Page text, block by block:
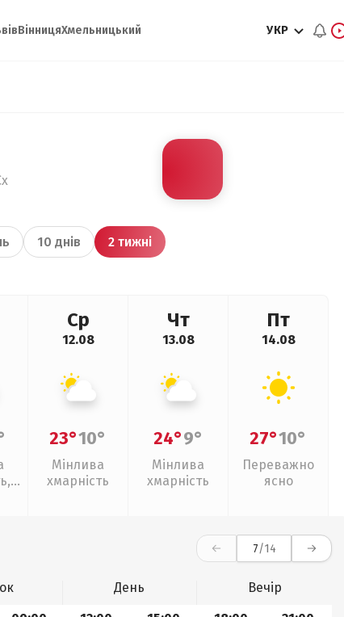
ВінницяХмельницький УКР
10 днів 2 тижні
Ср
12.08
23°10°
Мінлива
хмарність
Чт
13.08
24°9°
Мінлива
хмарність
Пт
14.08
27°10°
Переважно
ясно
7/14
День
Вечір